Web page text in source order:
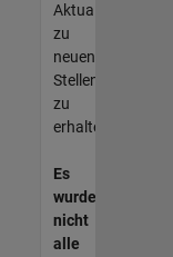
Aktualisierungen
zu
neuen
Stellenangeboten
zu
erhalten.
Es
wurden
nicht
alle